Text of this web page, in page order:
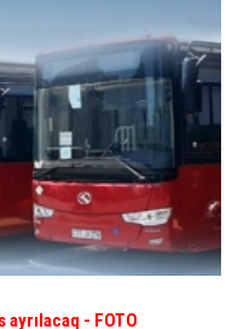
ayrılacaq - FOTO